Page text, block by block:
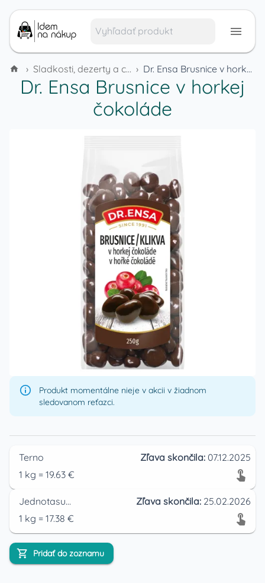
› Sladkosti, dezerty a cukrovinky › Dr. Ensa Brusnice v horkej čokoláde
Dr. Ensa Brusnice v horkej
čokoláde
Produkt momentálne nieje v akcii v žiadnom
sledovanom reťazci.
Terno Zľava skončila: 07.12.2025
1 kg = 19.63 €
Jednotasupermarket Zľava skončila: 25.02.2026
1 kg = 17.38 €
Pridať do zoznamu